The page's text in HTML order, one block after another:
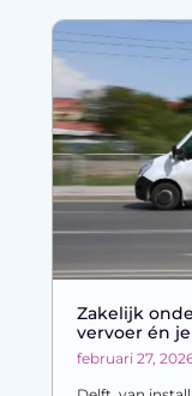
Zakelijk
vervoer én
februari 27,